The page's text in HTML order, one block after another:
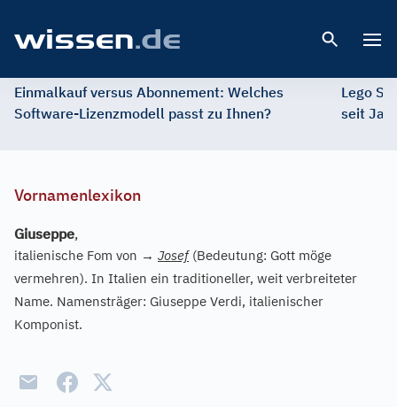
Einmalkauf versus Abonnement: Welches
Software-Lizenzmodell passt zu Ihnen?
Lego
seit
Vornamenlexikon
Giuseppe,
italienische Fom von → Josef(Bedeutung: Gott möge
vermehren). In Italien ein traditioneller, weit verbreiteter
Name. Namensträger: Giuseppe Verdi, italienischer
Komponist.